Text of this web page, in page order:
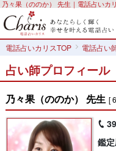
乃々果（ののか） 先生｜電話占いカ
電話占いカリスTOP 電話占い
占い師プロフィール
乃々果（ののか） 先生 [
鑑